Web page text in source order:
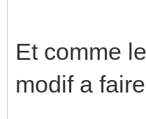
Et comme
modif a